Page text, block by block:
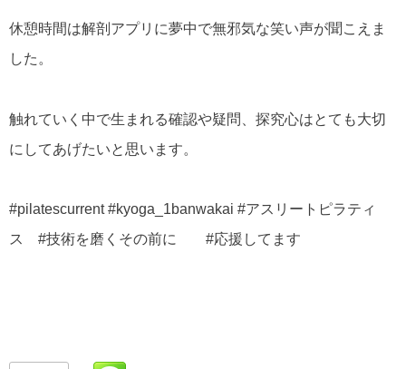
休憩時間は解剖アプリに夢中で無邪気な笑い声が聞こえま
した。
触れていく中で生まれる確認や疑問、探究心はとても大切
にしてあげたいと思います。
#pilatescurrent #kyoga_1banwakai #アスリートピラティ
ス #技術を磨くその前に #応援してます